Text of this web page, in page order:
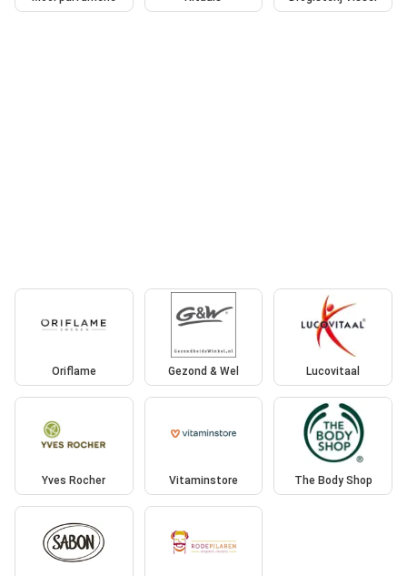
Oriflame Gezond & Wel Lucovitaal
Yves Rocher Vitaminstore The Body Shop